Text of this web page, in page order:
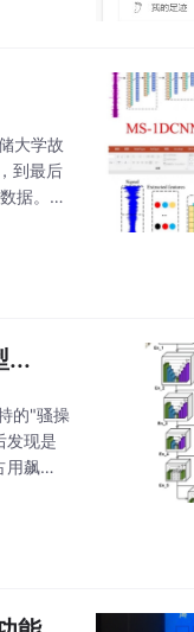
大学故
到最后
据。
...
的"骚操
发现是
用飙